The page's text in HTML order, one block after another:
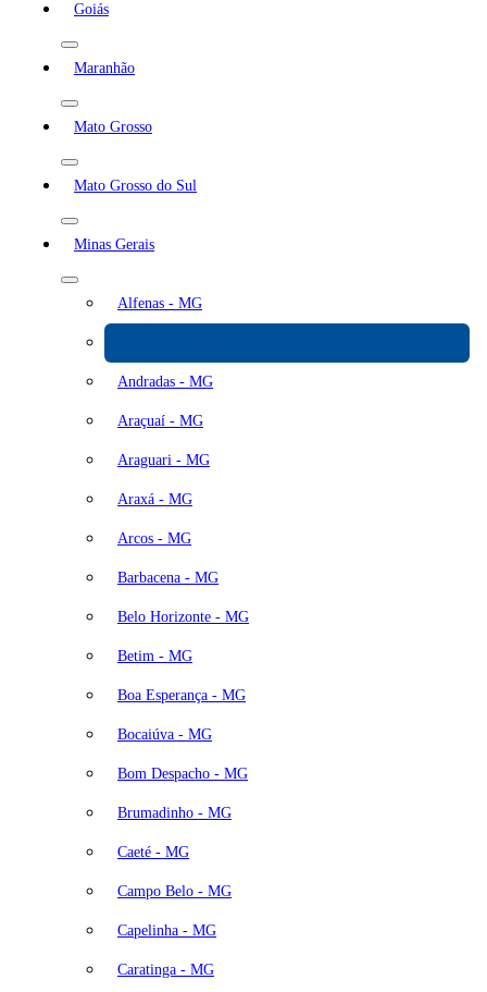
Goiás
Maranhão
Mato Grosso
Mato Grosso do Sul
Minas Gerais
Alfenas - MG
Andradas - MG
Araçuaí - MG
Araguari - MG
Araxá - MG
Arcos - MG
Barbacena - MG
Belo Horizonte - MG
Betim - MG
Boa Esperança - MG
Bocaiúva - MG
Bom Despacho - MG
Brumadinho - MG
Caeté - MG
Campo Belo - MG
Capelinha - MG
Caratinga - MG